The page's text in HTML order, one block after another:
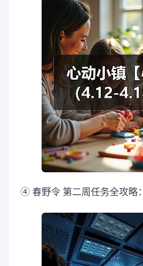
④ 春野令 第二周任务全攻略：